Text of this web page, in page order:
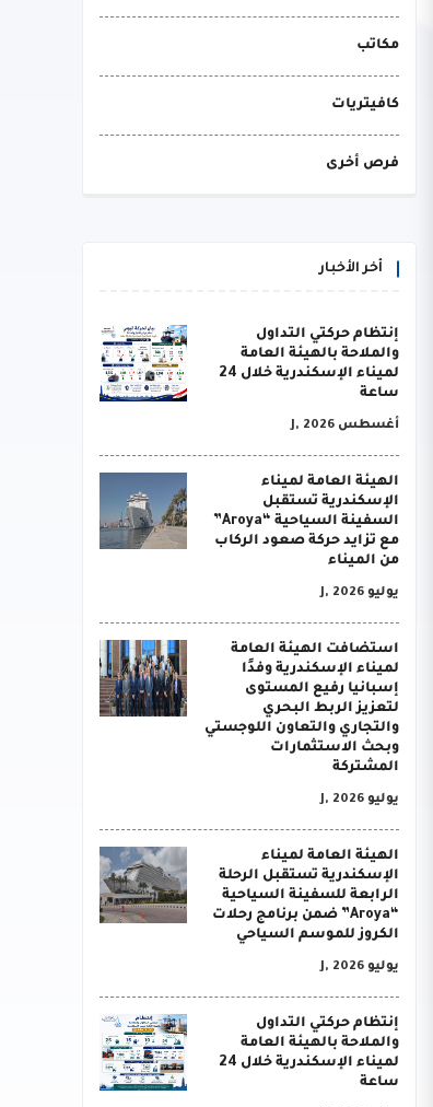
مكاتب
كافيتريات
فرص أخرى
أخر الأخبار
إنتظام حركتي التداول
والملاحة بالهيئة العامة
لميناء الإسكندرية خلال 24
ساعة
أغسطس J, 2026
الهيئة العامة لميناء
الإسكندرية تستقبل
السفينة السياحية “Aroya”
مع تزايد حركة صعود الركاب
من الميناء
يوليو J, 2026
استضافت الهيئة العامة
لميناء الإسكندرية وفدًا
إسبانيا رفيع المستوى
لتعزيز الربط البحري
والتجاري والتعاون اللوجستي
وبحث الاستثمارات
المشتركة
يوليو J, 2026
الهيئة العامة لميناء
الإسكندرية تستقبل الرحلة
الرابعة للسفينة السياحية
“Aroya” ضمن برنامج رحلات
الكروز للموسم السياحي
يوليو J, 2026
إنتظام حركتي التداول
والملاحة بالهيئة العامة
لميناء الإسكندرية خلال 24
ساعة